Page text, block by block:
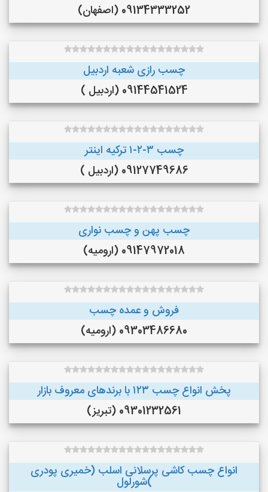
09134333252 (اصفهان)
چسب رازی شعبه اردبیل
09144541524 (اردبیل )
چسب ۳-۲-۱ ترکیه اینتر
09127749686 (اردبیل )
چسب پهن و چسب نواری
09147972018 (ارومیه)
فروش و عمده چسب
09303486680 (ارومیه)
پخش انواع چسب ۱۲۳ با برندهای معروف بازار
09301232561 (تبریز)
انواع چسب کاشی پرسلانی اسلب (خمیری پودری
)شورلول